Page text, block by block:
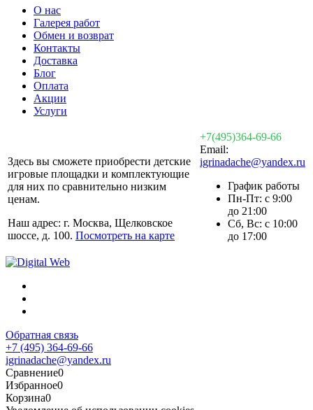
О нас
Галерея работ
Обмен и возврат
Контакты
Доставка
Блог
Оплата
Акции
Услуги
Здесь вы сможете приобрести детские
игровые площадки и комплектующие
для них по сравнительно низким
ценам.
Наш адрес: г. Москва, Щелковское
шоссе, д. 100. Посмотреть на карте
+7(495)364-69-66
Email:
igrinadache@yandex.ru
График работы
Пн-Пт: с 9:00
до 21:00
Сб, Вс: с 10:00
до 17:00
Обратная связь
+7 (495) 364-69-66
igrinadache@yandex.ru
Сравнение0
Избранное0
Корзина0